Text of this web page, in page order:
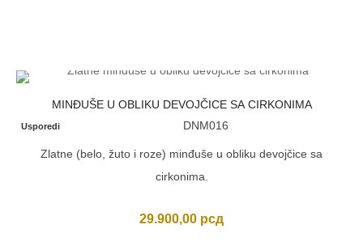
MINĐUŠE U OBLIKU DEVOJČICE SA CIRKONIMA
Usporedi DNM016
Zlatne (belo, žuto i roze) minđuše u obliku devojčice sa
cirkonima.
29.900,00 рсд